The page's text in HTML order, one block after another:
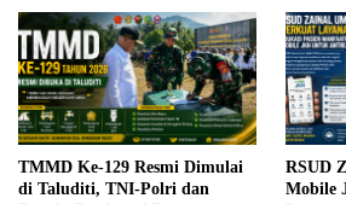
TMMD Ke-129 Resmi Dimulai
di Taluditi, TNI-Polri dan
RSUD
Mobile